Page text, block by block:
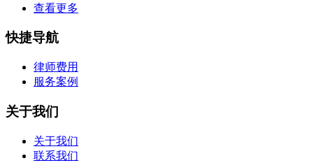
查看更多
快捷导航
律师费用
服务案例
关于我们
关于我们
联系我们